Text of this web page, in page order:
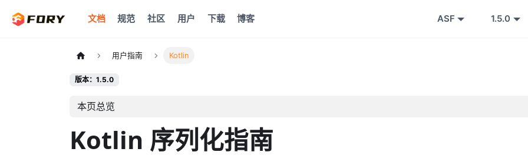
文档 规范 社区 用户 下载 博客 ASF 1.5.0
用户指南 Kotlin
版本：1.5.0
本页总览
Kotlin 序列化指南